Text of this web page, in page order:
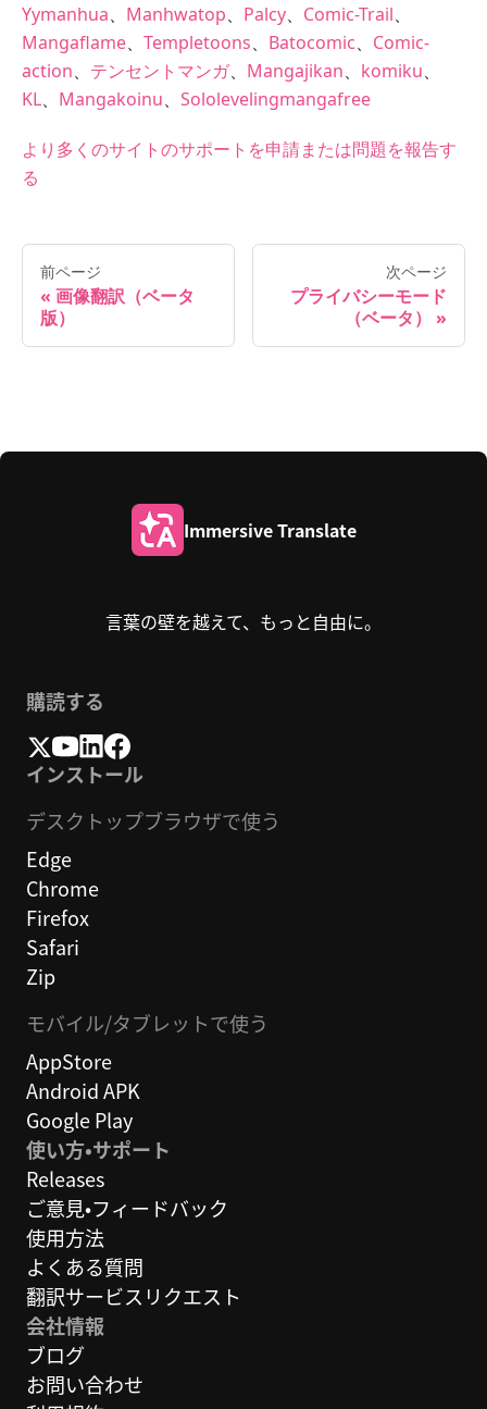
Yymanhua、 Manhwatop、 Palcy、 Comic-Trail、
Mangaflame、 Templetoons、 Batocomic、 Comic-
action、 テンセントマンガ、 Mangajikan、 komiku、
KL、 Mangakoinu、 Sololevelingmangafree
より多くのサイトのサポートを申請または問題を報告す
る
前ページ
画像翻訳（ベータ
版）
次ページ
プライバシーモード
（ベータ）
Immersive Translate
言葉の壁を越えて、もっと自由に。
購読する
インストール
デスクトップブラウザで使う
Edge
Chrome
Firefox
Safari
Zip
モバイル/タブレットで使う
AppStore
Android APK
Google Play
使い方・サポート
Releases
ご意見・フィードバック
使用方法
よくある質問
翻訳サービスリクエスト
会社情報
ブログ
お問い合わせ